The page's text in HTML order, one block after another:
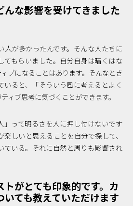
んな影響を受けてきました
人が多かったんです。そんな人たちに
てもらいました。自分自身は暗くはな
ブになることはあります。そんなとき
いると、「そういう風に考えるとよく
ィブ思考に気づくことができます。
」って明るさを人に押し付けないです
しいと思えることを自分で探して、
ている。それに自然と周りも影響され
がとても印象的です。カ
いても教えていただけます